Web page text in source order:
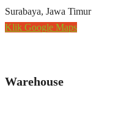
Surabaya, Jawa Timur
Klik Google Maps
Warehouse